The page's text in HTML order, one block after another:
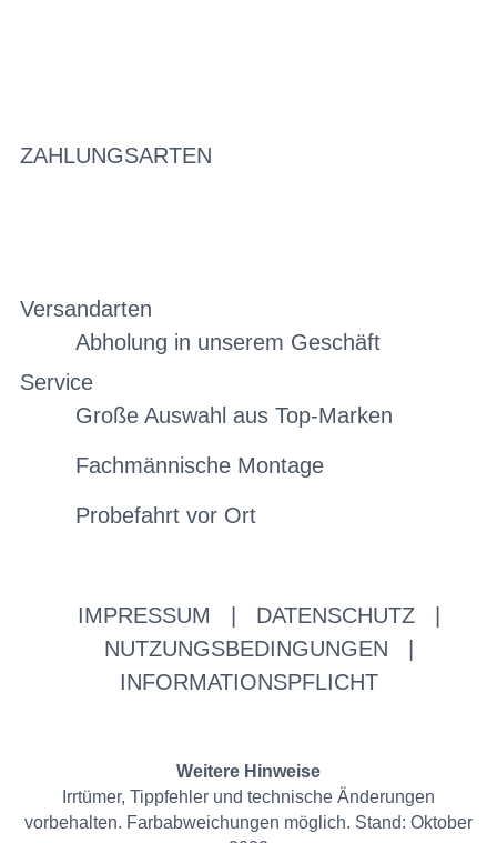
ZAHLUNGSARTEN
Versandarten
Abholung in unserem Geschäft
Service
Große Auswahl aus Top-Marken
Fachmännische Montage
Probefahrt vor Ort
IMPRESSUM DATENSCHUTZ
NUTZUNGSBEDINGUNGEN
INFORMATIONSPFLICHT
Weitere Hinweise
Irrtümer, Tippfehler und technische Änderungen
vorbehalten. Farbabweichungen möglich. Stand: Oktober